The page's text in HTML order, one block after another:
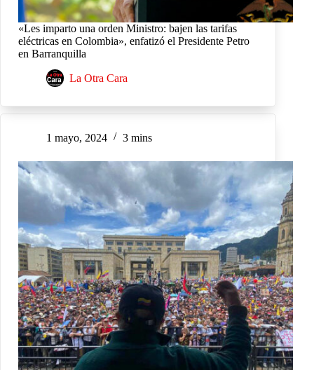
«Les imparto una orden Ministro: bajen las tarifas
eléctricas en Colombia», enfatizó el Presidente Petro
en Barranquilla
La Otra Cara
1 mayo, 2024 3 mins